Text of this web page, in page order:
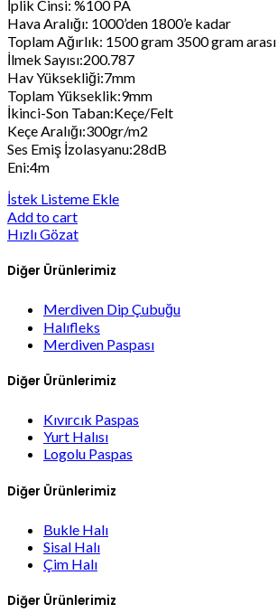
İplik Cinsi: %100 PA
Hava Aralığı: 1000’den 1800’e kadar
Toplam Ağırlık: 1500 gram 3500 gram arası
İlmek Sayısı:200.787
Hav Yüksekliği:7mm
Toplam Yükseklik:9mm
İkinci-Son Taban:Keçe/Felt
Keçe Aralığı:300gr/m2
Ses Emiş İzolasyanu:28dB
Eni:4m
İstek Listeme Ekle
Add to cart
Hızlı Gözat
Diğer Ürünlerimiz
Merdiven Dip Çubuğu
Halıfleks
Merdiven Paspası
Diğer Ürünlerimiz
Kıvırcık Paspas
Yurt Halısı
Logolu Paspas
Diğer Ürünlerimiz
Bukle Halı
Sisal Halı
Çim Halı
Diğer Ürünlerimiz